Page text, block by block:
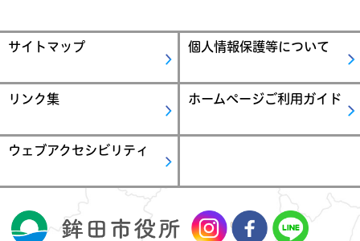
サイトマップ 個人情報保護等について
リンク集 ホームページご利用ガイド
ウェブアクセシビリティ